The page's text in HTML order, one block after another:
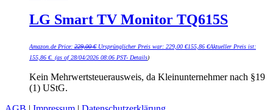
LG Smart TV Monitor TQ615S
Amazon.de Price: 229,00€ Ursprünglicher Preis war: 229,00 €155,86 €Aktueller Preis ist:
155,86 €. (as of 28/04/2026 08:06 PST- Details)
Kein Mehrwertsteuerausweis, da Kleinunternehmer nach §19
(1) UStG.